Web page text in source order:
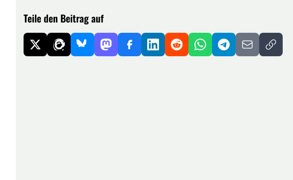
Teile den Beitrag auf